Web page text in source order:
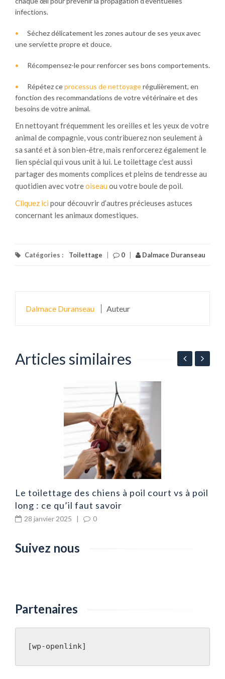
infections.
Séchez délicatement les zones autour de ses yeux avec
une serviette propre et douce.
Récompensez-le pour renforcer ses bons comportements.
Répétez ceprocessus de nettoyagerégulièrement, en
fonction des recommandations de votre vétérinaire et des
besoins de votre animal.
En nettoyant fréquemment les oreilles et les yeux de votre
animal de compagnie, vous contribuerez non seulement à
sa santé et à son bien-être, mais renforcerez également le
lien spécial qui vous unit à lui. Le toilettage c’est aussi
partager des moments complices et pleins de tendresse au
quotidien avec votreoiseau ou votre boule de poil.
Cliquez ici pour découvrir d’autres précieuses astuces
concernant les animaux domestiques.
Catégories : Toilettage 0 Dalmace Duranseau
Dalmace Duranseau Auteur
Articles similaires
Le toilettage des chiens à poil court vs à poil
long : ce qu’il faut savoir
28 janvier 2025 | 0
Suivez nous
Partenaires
[wp-openlink]